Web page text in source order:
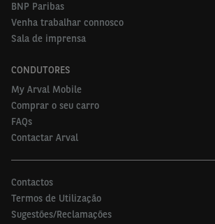
BNP Paribas
Venha trabalhar connosco
Sala de imprensa
CONDUTORES
My Arval Mobile
Comprar o seu carro
FAQs
Contactar Arval
Contactos
Termos de Utilização
Sugestões/Reclamações